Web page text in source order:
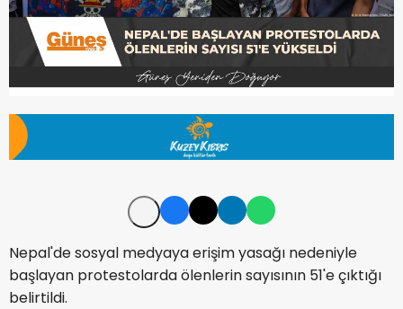
Nepal'de sosyal medyaya erişim yasağı nedeniyle
başlayan protestolarda ölenlerin sayısının 51'e çıktığı
belirtildi.